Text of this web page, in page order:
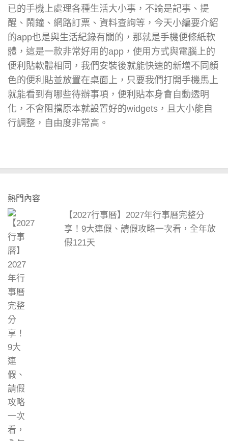
已的手機上處理各種生活大小事，不論是記事、提
醒、鬧鐘、網路訂票、資料查詢等，今天小編要介紹
的app也是與生活紀錄有關的，那就是手機便條紙軟
體，這是一款非常好用的app，使用方式與電腦上的
便利貼軟體相同，我們安裝後就能快速的新增不同顏
色的便利貼並放置在桌面上，只要我們打開手機馬上
就能看到有哪些待辦事項，便利貼本身會自動透明
化，不會阻擋原本就設置好的widgets，且大小能自
行調整，自由度非常高。
熱門內容
【2027行事曆】2027年行事曆完整分
享！9大連假、請假攻略一次看，全年放
假121天